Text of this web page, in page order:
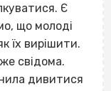
Є
що молоді
їх вирішити.
свідома.
дивитися